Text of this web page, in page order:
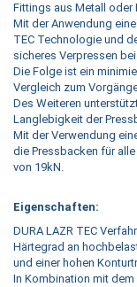
Fittings aus Metall
Mit der Anwendung
TEC Technologie und
sicheres Verpressen
Die Folge ist ein
Vergleich zum
Des Weiteren
Langlebigkeit der
Mit der Verwendung
die Pressbacken für
von 19kN.
Eigenschaften:
DURA LAZR TEC
Härtegrad an
und einer hohen
In Kombination mit